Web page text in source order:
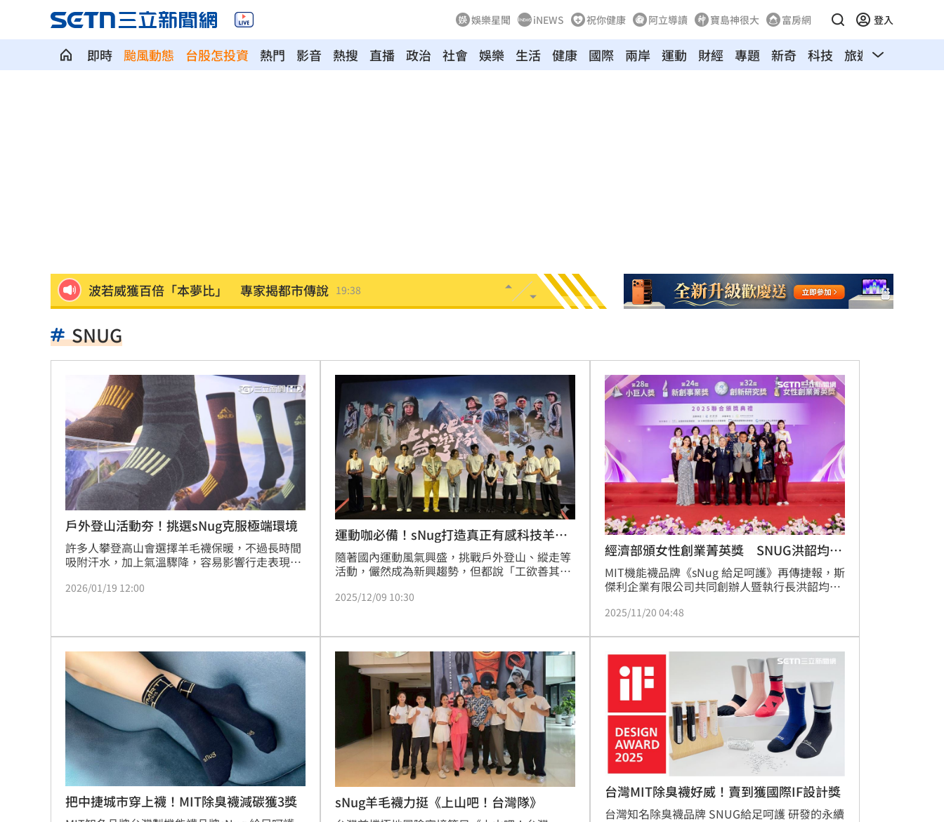
娛樂星聞 iNEWS 祝你健康 阿立導讀 寶島神很大 富房網 登入
即時 颱風動態 台股怎投資 熱門 影音 熱搜 直播 政治 社會 娛樂 生活 健康 國際 兩岸 運動 財經 專題 新奇 科技 旅遊 汽車
波若威獲百倍「本夢比」 專家揭都市傳說 19:38
初來富邦最熟張育成 瑪帝斯：打電玩用過 19:21
車站、農場廁所裝針孔 台鐵司機成偷拍狼 19:16
下週台股能否突破反壓？專家點名今晚關鍵 19:12
律師詐慈濟仍接機BNT 同框陳時中、張淑芬 19:12
託付360萬存款！兒1原因全花完甩存摺嗆母 19:08
國一生持掃把打女老師！視網膜受損恐失明
女星授權AI短劇 「裙下仰拍視角」片挨轟 19:00
姜厚任女友稱學歷「3碩1博」 台大發聲了
官方認熊本地震為激甚災害 擴大國家補助
工會風波擴大 許常德再嗆曹雨婷轉移焦點 18:49
台灣彩券開獎直播中 20:31
LIVE三立+24小時直播 15:27
SNUG
戶外登山活動夯！挑選sNug克服極端環境
許多人攀登高山會選擇羊毛襪保暖，不過長時間
吸附汗水，加上氣溫驟降，容易影響行走表現，
統羊毛襪痛點，讓足部維持乾爽狀態。
2026/01/19 12:00
運動咖必備！sNug打造真正有感科技羊絨
襪
隨著國內運動風氣興盛，挑戰戶外登山、縱走等
活動，儼然成為新興趨勢，但都說「工欲善其
具挑戰的氣候與狀況時，配合的裝備自然就相當
族群，打造出了一雙真正能應付極寒、濕冷與長
距離挑戰的科技羊絨襪。
2025/12/09 10:30
經濟部頒女性創業菁英獎 SNUG洪韶均獲
獎
MIT機能襪品牌《sNug 給足呵護》再傳捷報，斯
傑利企業有限公司共同創辦人暨執行長洪韶均，
龔明鑫部長親自頒獎，肯定其在企業經營、女性
榮耀，更象徵「女力友善」已成為企業核心文化
並獲國家高度肯定。
2025/11/20 04:48
把中捷城市穿上襪！MIT除臭襪減碳獲3獎 sNug羊毛襪力挺《上山吧！台灣隊》
台灣MIT除臭襪好威！賣到獲國際IF設計獎
台灣知名除臭襪品牌 SNUG給足呵護 研發的永續